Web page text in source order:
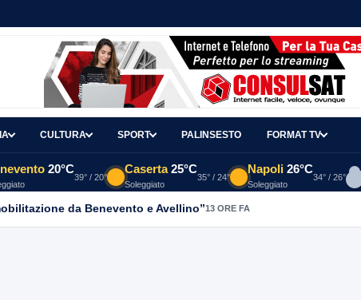
CULTURA SPORT PALINSESTO FORMAT TV
20°C
39° / 20°
Caserta 25°C
Soleggiato
35° / 24°
Napoli 26°C
Soleggiato
34° / 26°
da Benevento e Avellino”13 ORE FA